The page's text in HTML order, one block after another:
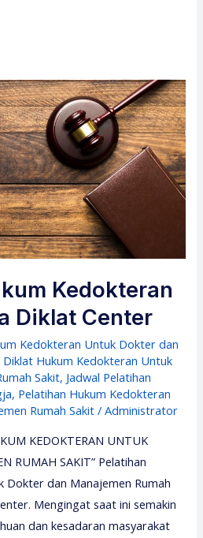
Kedokteran
Diklat Center
Kedokteran Untuk Dokter dan
Diklat Hukum Kedokteran Untuk
Sakit, Jadwal Pelatihan
, Pelatihan Hukum Kedokteran
Rumah Sakit /Administrator
KEDOKTERAN UNTUK
RUMAH SAKIT” Pelatihan
Dokter dan Manajemen Rumah
Mengingat saat ini semakin
dan kesadaran masyarakat